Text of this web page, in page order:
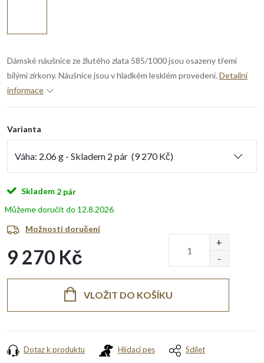
Dámské náušnice ze žlutého zlata 585/1000 jsou osazeny třemi
bílými zirkony. Náušnice jsou v hladkém lesklém provedení. Detailní
informace
Varianta
Skladem 2 pár
12.8.2026
Možnosti doručení
9 270 Kč
VLOŽIT DO KOŠÍKU
Dotaz k produktu Hlídací pes Sdílet